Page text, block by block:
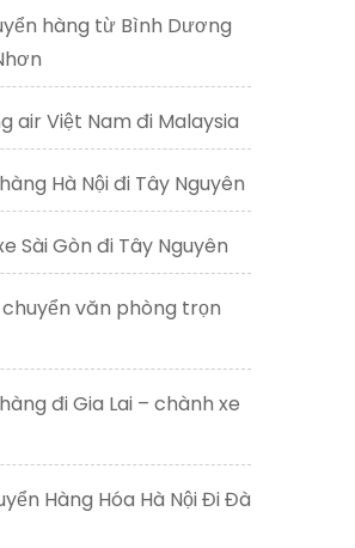
hàng từ Bình Dương
air Việt Nam đi Malaysia
Hà Nội đi Tây Nguyên
Sài Gòn đi Tây Nguyên
văn phòng trọn
đi Gia Lai – chành xe
Hàng Hóa Hà Nội Đi Đà